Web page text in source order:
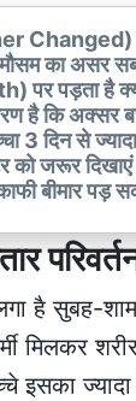
Changed)
का असर
पड़ता है
है कि अक्सर
3 दिन से ज्यादा
को जरूर
बीमार पड़
है सुबह-
मिलकर
इसका